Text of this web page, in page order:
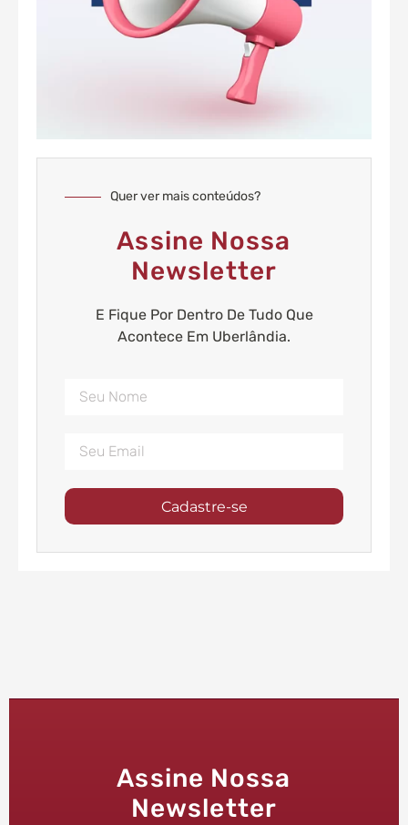
Quer ver mais conteúdos?
Assine Nossa
Newsletter
E Fique Por Dentro De Tudo Que
Acontece Em Uberlândia.
Cadastre-se
Assine Nossa
Newsletter